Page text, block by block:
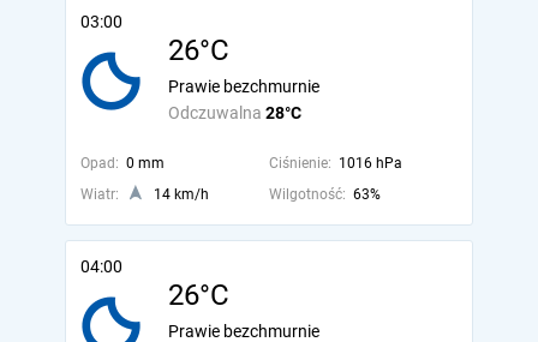
03:00
26°C
Odczuwalna 28°C
Prawie bezchmurnie
Opad: 0 mm Ciśnienie: 1016 hPa
Wiatr:
14 km/h Wilgotność: 63%
04:00
26°C
Prawie bezchmurnie